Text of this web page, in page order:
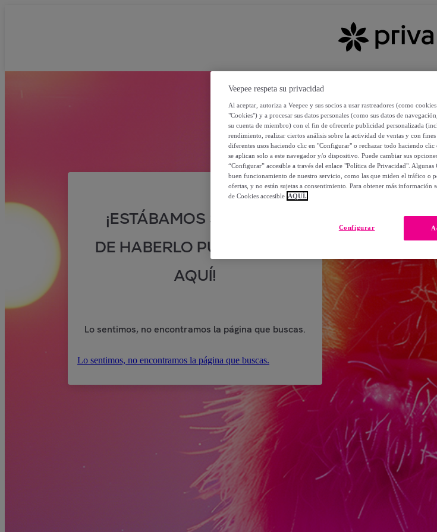
¡ESTÁBAMOS SEGUROS
DE HABERLO PUESTO POR
AQUÍ!
Lo sentimos, no encontramos la página que buscas.
Lo sentimos, no encontramos la página que buscas.
Veepee respeta su privacidad
Al aceptar, autoriza a Veepee y sus socios a usar rastreadores (como
"Cookies") y a procesar sus datos personales (como sus datos de
su cuenta de miembro) con el fin de ofrecerle publicidad personalizada
rendimiento, realizar ciertos análisis sobre la actividad de ventas y con
diferentes usos haciendo clic en "Configurar" o rechazar todo haciendo
se aplican solo a este navegador y/o dispositivo. Puede cambiar sus
“Configurar” accesible a través del enlace "Política de Privacidad". Algunas
buen funcionamiento de nuestro servicio, como las que miden el tráfico o
ofertas, y no están sujetas a consentimiento. Para obtener más información
de Cookies accesible AQUÍ.
Configurar